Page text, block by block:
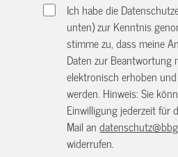
Ich habe die
unten) zur Kenntnis
stimme zu, dass meine
Daten zur Beantwortung
elektronisch erhoben
werden. Hinweis: Sie
Einwilligung jederzeit für
Mail an
widerrufen.